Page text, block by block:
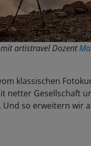
artistravel Dozent
klassischen
netter Gesellschaft
so erweitern wir